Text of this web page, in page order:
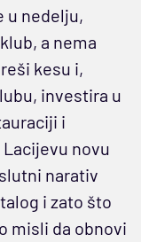
u nedelju,
a nema
kesu i,
investira u
i
novu
narativ
i zato što
misli da obnovi